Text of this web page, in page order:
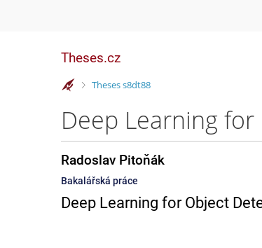
Theses.cz
>
Theses s8dt88
Deep Learning
Radoslav Pitoňák
Bakalářská práce
Deep Learning for Object